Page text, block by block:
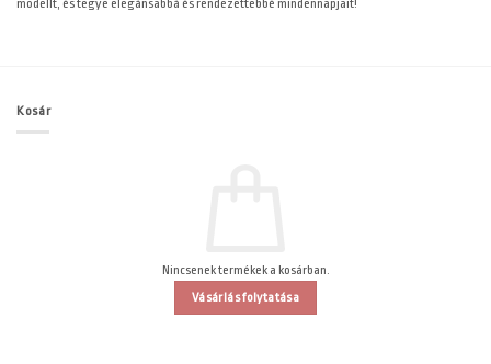
modellt, és tegye elegánsabbá és rendezettebbé mindennapjait!
Kosár
Nincsenek termékek a kosárban.
Vásárlás folytatása